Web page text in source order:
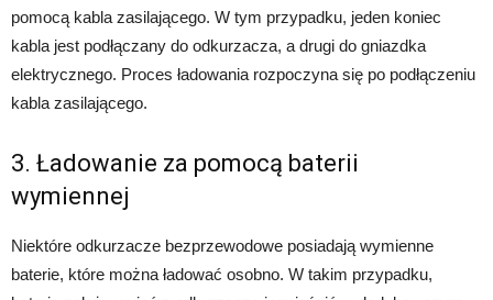
pomocą kabla zasilającego. W tym przypadku, jeden koniec
kabla jest podłączany do odkurzacza, a drugi do gniazdka
elektrycznego. Proces ładowania rozpoczyna się po podłączeniu
kabla zasilającego.
3. Ładowanie za pomocą baterii
wymiennej
Niektóre odkurzacze bezprzewodowe posiadają wymienne
baterie, które można ładować osobno. W takim przypadku,